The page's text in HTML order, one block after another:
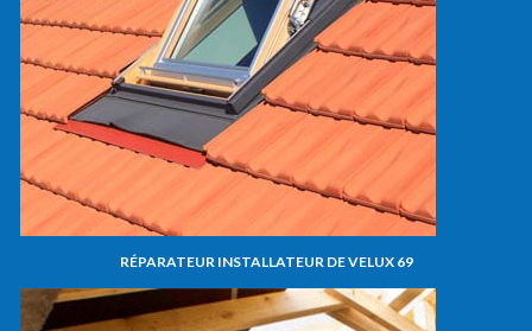
RÉPARATEUR INSTALLATEUR DE VELUX 69